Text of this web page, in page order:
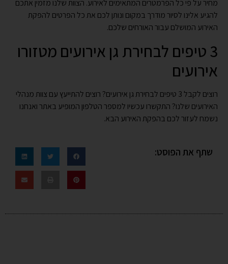
מחיר על פי כל הפרמטרים המתאימים לאירוע. הצוות שלנו מזמין אתכם
להגיע אלינו לסיור מודרך במקום ונותן לכם את כל הפרטים להפקת
האירוע המושלם עבור האורחים שלכם.
3 טיפים לבחירת גן אירועים מטזורו
אירועים
רוצים לקבל 3 טיפים לבחירת גן אירועים? רוצים להתייעץ עם צוות מנהלי
האירועים שלנו? התקשרו עכשיו למספר הטלפון המופיע באתר ואנחנו
נשמח לעזור לכם בהפקת האירוע הבא.
שתף את הפוסט: